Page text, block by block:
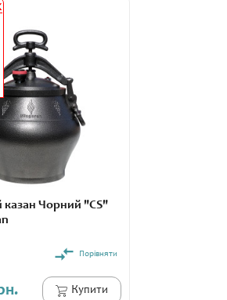
казан Чорний "CS"
Порівняти
Купити